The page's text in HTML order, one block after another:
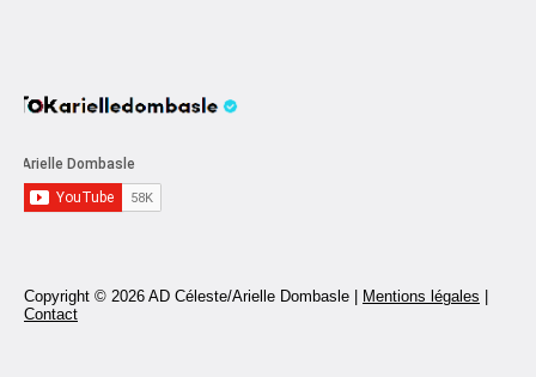
Copyright © 2026 AD Céleste/Arielle Dombasle | Mentions légales
Contact